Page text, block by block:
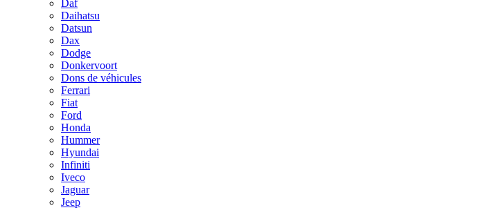
Daf
Daihatsu
Datsun
Dax
Dodge
Donkervoort
Dons de véhicules
Ferrari
Fiat
Ford
Honda
Hummer
Hyundai
Infiniti
Iveco
Jaguar
Jeep